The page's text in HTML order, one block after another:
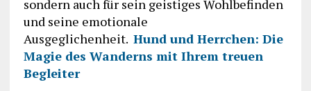
sondern auch für sein geistiges Wohlbefinden
und seine emotionale
Ausgeglichenheit. Hund und Herrchen: Die
Magie des Wanderns mit Ihrem treuen
Begleiter